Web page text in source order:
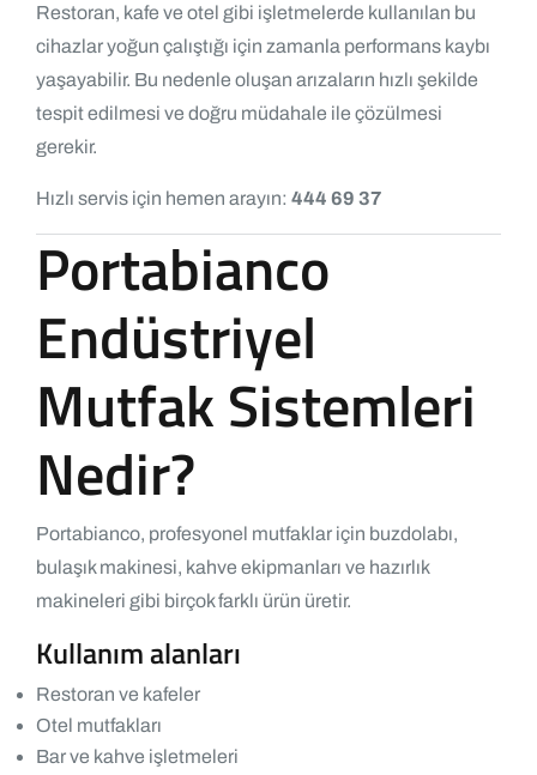
Restoran, kafe ve otel gibi işletmelerde kullanılan bu
cihazlar yoğun çalıştığı için zamanla performans kaybı
yaşayabilir. Bu nedenle oluşan arızaların hızlı şekilde
tespit edilmesi ve doğru müdahale ile çözülmesi
gerekir.
Hızlı servis için hemen arayın: 444 69 37
Portabianco
Endüstriyel
Mutfak Sistemleri
Nedir?
Portabianco, profesyonel mutfaklar için buzdolabı,
bulaşık makinesi, kahve ekipmanları ve hazırlık
makineleri gibi birçok farklı ürün üretir.
Kullanım alanları
Restoran ve kafeler
Otel mutfakları
Bar ve kahve işletmeleri